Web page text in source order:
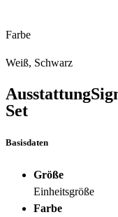
Farbe
Weiß, Schwarz
Ausstattung
Set
Basisdaten
Größe
Einheitsgröße
Farbe